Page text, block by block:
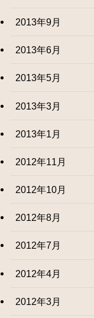
2013年9月
2013年6月
2013年5月
2013年3月
2013年1月
2012年11月
2012年10月
2012年8月
2012年7月
2012年4月
2012年3月